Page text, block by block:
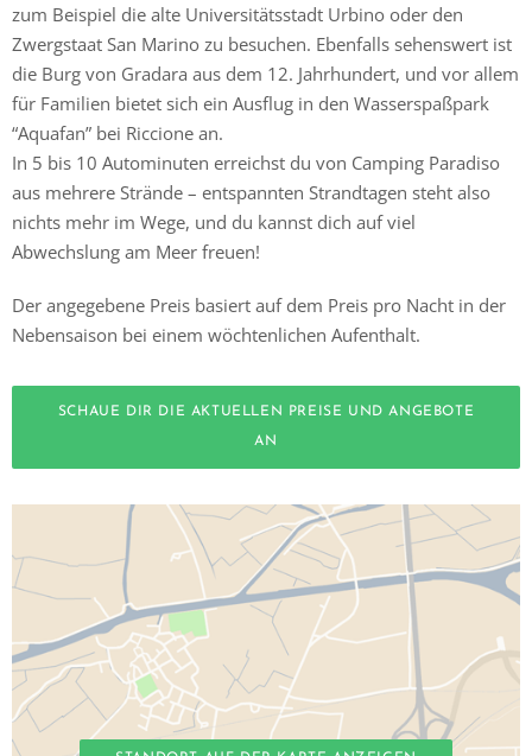
zum Beispiel die alte Universitätsstadt Urbino oder den
Zwergstaat San Marino zu besuchen. Ebenfalls sehenswert ist
die Burg von Gradara aus dem 12. Jahrhundert, und vor allem
für Familien bietet sich ein Ausflug in den Wasserspaßpark
“Aquafan” bei Riccione an.
In 5 bis 10 Autominuten erreichst du von Camping Paradiso
aus mehrere Strände – entspannten Strandtagen steht also
nichts mehr im Wege, und du kannst dich auf viel
Abwechslung am Meer freuen!
Der angegebene Preis basiert auf dem Preis pro Nacht in der
Nebensaison bei einem wöchtenlichen Aufenthalt.
SCHAUE DIR DIE AKTUELLEN PREISE UND ANGEBOTE
AN